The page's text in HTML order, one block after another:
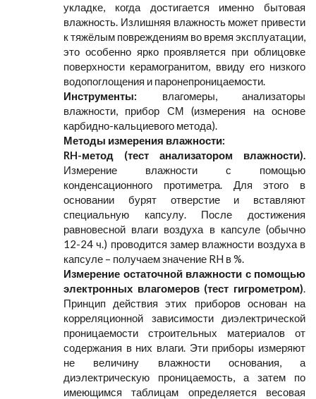
укладке, когда достигается именно бытовая
влажность. Излишняя влажность может привести
к тяжёлым повреждениям во время эксплуатации,
это особенно ярко проявляется при облицовке
поверхности керамогранитом, ввиду его низкого
водопоглощения и паронепроницаемости.
Инструменты: влагомеры, анализаторы
влажности, прибор СМ (измерения на основе
карбидно-кальциевого метода).
Методы измерения влажности:
RH-метод (тест анализатором влажности).
Измерение влажности с помощью
конденсационного протиметра. Для этого в
основании бурят отверстие и вставляют
специальную капсулу. После достижения
равновесной влаги воздуха в капсуле (обычно
12-24 ч.) проводится замер влажности воздуха в
капсуле – получаем значение RH в %.
Измерение остаточной влажности с помощью
электронных влагомеров (тест гигрометром).
Принцип действия этих приборов основан на
корреляционной зависимости диэлектрической
проницаемости строительных материалов от
содержания в них влаги. Эти приборы измеряют
не величину влажности основания, а
диэлектрическую проницаемость, а затем по
имеющимся таблицам определяется весовая